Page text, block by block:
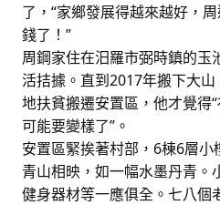
了，“家鄉發展得越來越好，
錢了！”
周鋼家住在汨羅市弼時鎮的玉
活拮據。直到2017年搬下大
地扶貧搬遷安置區，他才覺得
可能要變樣了”。
安置區緊挨著村部，6棟6層
青山相映，如一幅水墨丹青。
健身器材等一應俱全。七八個